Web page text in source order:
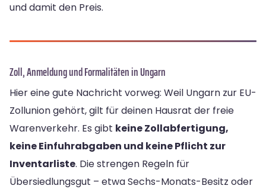
und damit den Preis.
Zoll, Anmeldung und Formalitäten in Ungarn
Hier eine gute Nachricht vorweg: Weil Ungarn zur EU-
Zollunion gehört, gilt für deinen Hausrat der freie
Warenverkehr. Es gibt keine Zollabfertigung,
keine Einfuhrabgaben und keine Pflicht zur
Inventarliste. Die strengen Regeln für
Übersiedlungsgut – etwa Sechs-Monats-Besitz oder